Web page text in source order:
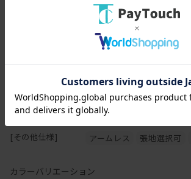
38cm
45cm
[座面高さ(SH)]
[フレーム]
ブナ材 オイルフィニッシュ
[張地]
合成皮革
[その他仕様]
アームレス 張地選択可
カラーバリエーション